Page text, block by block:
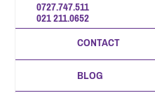
0727.747.511
021 211.0652
CONTACT
BLOG